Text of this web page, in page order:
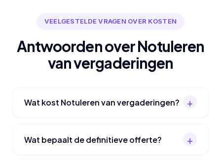
VEELGESTELDE VRAGEN OVER KOSTEN
Antwoorden over Notuleren
van vergaderingen
Wat kost Notuleren van vergaderingen?
Wat bepaalt de definitieve offerte?